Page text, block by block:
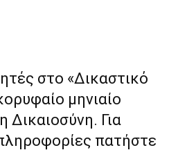
στο «Δικαστικό
μηνιαίο
Δικαιοσύνη. Για
πατήστε